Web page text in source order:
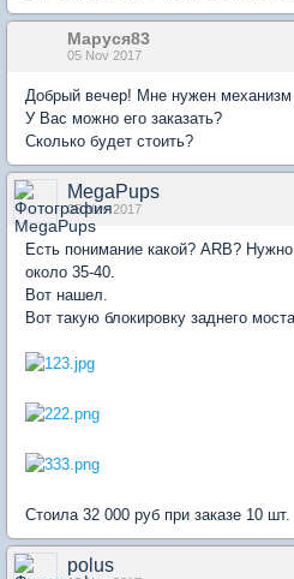
Маруся83
05 Nov 2017
Добрый вечер! Мне нужен механизм
У Вас можно его заказать?
Сколько будет стоить?
MegaPups
05 Nov 2017
Есть понимание какой? ARB?
около 35-40.
Вот нашел.
Вот такую блокировку заднего
Стоила 32 000 руб при заказе 10 шт.
polus